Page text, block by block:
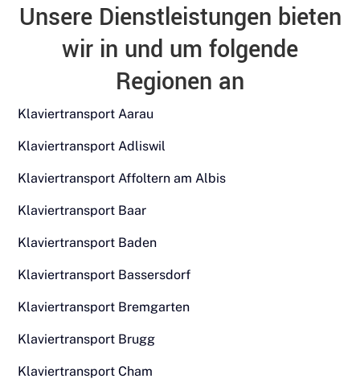
Unsere Dienstleistungen bieten
wir in und um folgende
Regionen an
Klaviertransport Aarau
Klaviertransport Adliswil
Klaviertransport Affoltern am Albis
Klaviertransport Baar
Klaviertransport Baden
Klaviertransport Bassersdorf
Klaviertransport Bremgarten
Klaviertransport Brugg
Klaviertransport Cham